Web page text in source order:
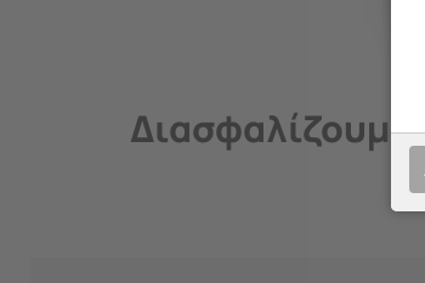
Διασφαλίζουμε